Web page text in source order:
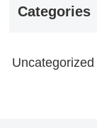
Categories
Uncategorized